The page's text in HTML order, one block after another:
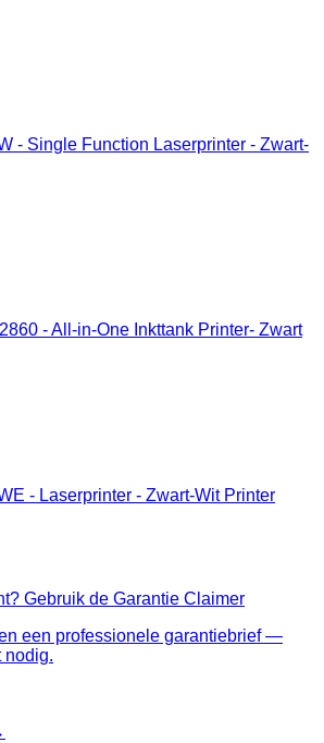
- Single Function Laserprinter - Zwart-
- All-in-One Inkttank Printer- Zwart
- Laserprinter - Zwart-Wit Printer
Gebruik de Garantie Claimer
een professionele garantiebrief —
nodig.